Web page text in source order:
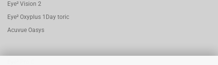
Eye² Vision 2
Eye² Oxyplus 1Day toric
Acuvue Oasys